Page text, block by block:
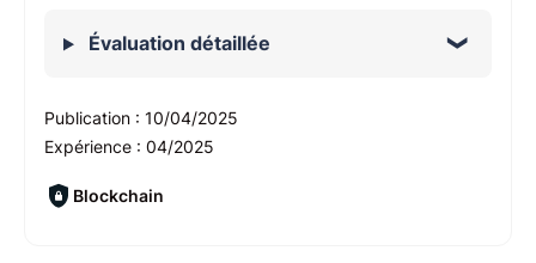
Évaluation détaillée
Publication : 10/04/2025
Expérience : 04/2025
Blockchain